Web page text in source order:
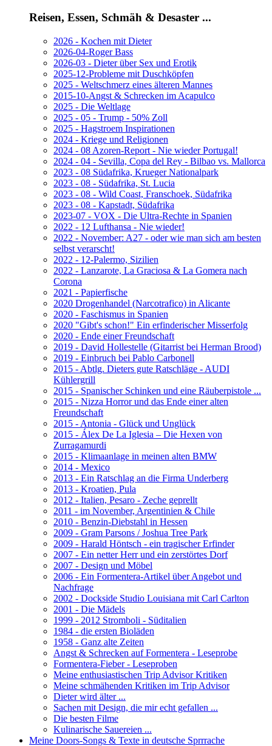
Reisen, Essen, Schmäh & Desaster ...
2026 - Kochen mit Dieter
2026-04-Roger Bass
2026-03 - Dieter über Sex und Erotik
2025-12-Probleme mit Duschköpfen
2025 - Weltschmerz eines älteren Mannes
2015-10-Angst & Schrecken im Acapulco
2025 - Die Weltlage
2025 - 05 - Trump - 50% Zoll
2025 - Hagstroem Inspirationen
2024 - Kriege und Religionen
2024 - 08 Azoren-Report - Nie wieder Portugal!
2024 - 04 - Sevilla, Copa del Rey - Bilbao vs. Mallorca
2023 - 08 Südafrika, Krueger Nationalpark
2023 - 08 - Südafrika, St. Lucia
2023 - 08 - Wild Coast, Franschoek, Südafrika
2023 - 08 - Kapstadt, Südafrika
2023-07 - VOX - Die Ultra-Rechte in Spanien
2022 - 12 Lufthansa - Nie wieder!
2022 - November: A27 - oder wie man sich am besten
selbst verarscht!
2022 - 12-Palermo, Sizilien
2022 - Lanzarote, La Graciosa & La Gomera nach
Corona
2021 - Papierfische
2020 Drogenhandel (Narcotrafico) in Alicante
2020 - Faschismus in Spanien
2020 "Gibt's schon!" Ein erfinderischer Misserfolg
2020 - Ende einer Freundschaft
2019 - David Hollestelle (Gitarrist bei Herman Brood)
2019 - Einbruch bei Pablo Carbonell
2015 - Abtlg. Dieters gute Ratschläge - AUDI
Kühlergrill
2015 - Spanischer Schinken und eine Räuberpistole ...
2015 - Nizza Horror und das Ende einer alten
Freundschaft
2015 - Antonia - Glück und Unglück
2015 - Álex De La Iglesia – Die Hexen von
Zurragamurdi
2015 - Klimaanlage in meinen alten BMW
2014 - Mexico
2013 - Ein Ratschlag an die Firma Underberg
2013 - Kroatien, Pula
2012 - Italien, Pesaro - Zeche geprellt
2011 - im November, Argentinien & Chile
2010 - Benzin-Diebstahl in Hessen
2009 - Gram Parsons / Joshua Tree Park
2009 - Harald Höntsch - ein tragischer Erfinder
2007 - Ein netter Herr und ein zerstörtes Dorf
2007 - Design und Möbel
2006 - Ein Formentera-Artikel über Angebot und
Nachfrage
2002 - Dockside Studio Louisiana mit Carl Carlton
2001 - Die Mädels
1999 - 2012 Stromboli - Süditalien
1984 - die ersten Bioläden
1958 - Ganz alte Zeiten
Angst & Schrecken auf Formentera - Leseprobe
Formentera-Fieber - Leseproben
Meine enthusiastischen Trip Advisor Kritiken
Meine schmähenden Kritiken im Trip Advisor
Dieter wird älter ...
Sachen mit Design, die mir echt gefallen ...
Die besten Filme
Kulinarische Sauereien ...
Meine Doors-Songs & Texte in deutsche Sprrrache